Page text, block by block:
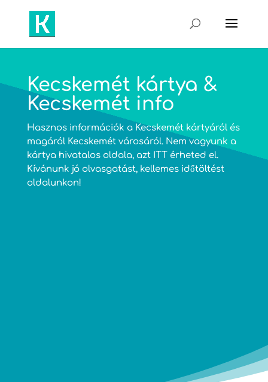
Kecskemét kártya &
Kecskemét info
Hasznos információk a Kecskemét kártyáról és
magáról Kecskemét városáról. Nem vagyunk a
kártya hivatalos oldala, azt ITTérheted el.
Kívánunk jó olvasgatást, kellemes időtöltést
oldalunkon!